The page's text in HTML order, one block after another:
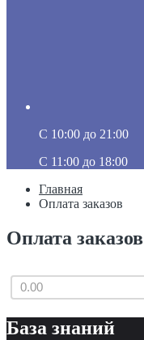
C 10:00 до 21:00
C 11:00 до 18:00
Главная
Оплата заказов
Оплата заказов
База знаний